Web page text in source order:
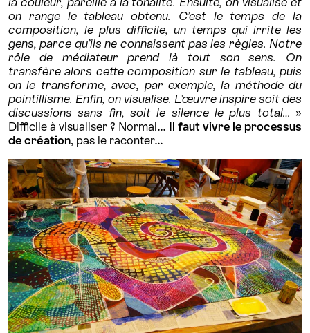
on range le tableau obtenu. C’est le temps de la
composition, le plus difficile, un temps qui irrite les
gens, parce qu’ils ne connaissent pas les règles. Notre
rôle de médiateur prend là tout son sens. On
transfère alors cette composition sur le tableau, puis
on le transforme, avec, par exemple, la méthode du
pointillisme. Enfin, on visualise. L’œuvre inspire soit des
discussions sans fin, soit le silence le plus total… »
Difficile à visualiser ? Normal… Il faut vivre le processus
de création, pas le raconter…